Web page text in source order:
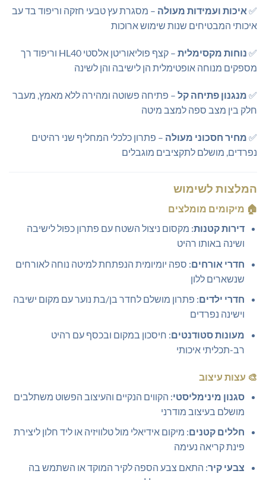
✅ איכות ועמידות מעולה – מסגרת עץ טבעי חזקה וריפוד בד עב
איכותי המבטיחים שנות שימוש ארוכות
✅ נוחות מקסימלית
– קצף פוליאוריטן אלסטי HL40 וריפוד רך
מספקים מנוחה אופטימלית הן לישיבה והן לשינה
✅ מנגנון פתיחה קל – פתיחה פשוטה ומהירה ללא מאמץ, מעבר
חלק בין מצב ספה למצב מיטה
✅ מחיר חסכוני מעולה – פתרון כלכלי המחליף שני רהיטים
נפרדים, מושלם לתקציבים מוגבלים
המלצות לשימוש
🏠 מיקומים מומלצים
דירות קטנות: מקסום ניצול השטח עם פתרון כפול לישיבה
ושינה באותו רהיט
חדרי אורחים: ספה יומיומית הנפתחת למיטה נוחה לאורחים
שנשארים ללון
חדרי ילדים: פתרון מושלם לחדר בן/בת נוער עם מקום ישיבה
וישינה נפרדים
מעונות סטודנטים: חיסכון במקום ובכסף עם רהיט
רב-תכליתי איכותי
🎨 עצות עיצוב
סגנון מינימליסטי: הקווים הנקיים והעיצוב הפשוט משתלבים
מושלם בעיצוב מודרני
חללים קטנים: מיקום אידיאלי מול טלוויזיה או ליד חלון ליצירת
פינת קריאה נעימה
צבעי קיר: התאם צבע הספה לקיר המוקד או השתמש בה